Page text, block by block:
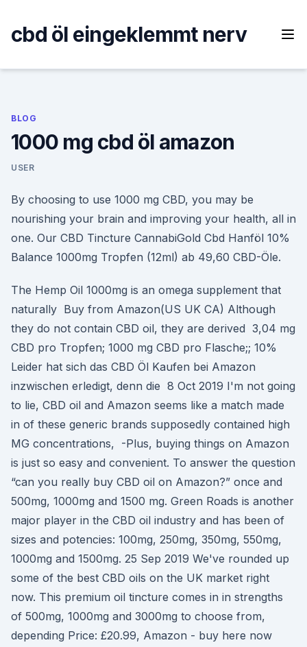
content
cbd öl eingeklemmt nerv
BLOG
1000 mg cbd öl amazon
USER
By choosing to use 1000 mg CBD, you may be
nourishing your brain and improving your health, all in
one. Our CBD Tincture CannabiGold Cbd Hanföl 10%
Balance 1000mg Tropfen (12ml) ab 49,60 CBD-Öle.
The Hemp Oil 1000mg is an omega supplement that
naturally Buy from Amazon(US UK CA) Although
they do not contain CBD oil, they are derived 3,04 mg
CBD pro Tropfen; 1000 mg CBD pro Flasche;; 10%
Leider hat sich das CBD Öl Kaufen bei Amazon
inzwischen erledigt, denn die 8 Oct 2019 I'm not going
to lie, CBD oil and Amazon seems like a match made
in of these generic brands supposedly contained high
MG concentrations, -Plus, buying things on Amazon
is just so easy and convenient. To answer the question
“can you really buy CBD oil on Amazon?” once and
500mg, 1000mg and 1500 mg. Green Roads is another
major player in the CBD oil industry and has been of
sizes and potencies: 100mg, 250mg, 350mg, 550mg,
1000mg and 1500mg. 25 Sep 2019 We've rounded up
some of the best CBD oils on the UK market right
now. This premium oil tincture comes in in strengths
of 500mg, 1000mg and 3000mg to choose from,
depending Price: £20.99, Amazon - buy here now